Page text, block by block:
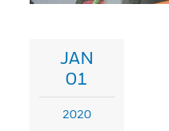
JAN
01
2020